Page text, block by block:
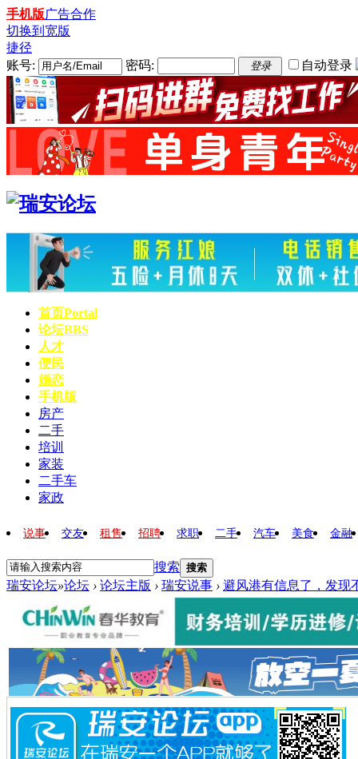
手机版广告合作
切换到宽版
捷径
账号:
密码: 登录 自动登录
首页Portal
论坛BBS
人才
便民
婚恋
手机版
房产
二手
培训
家装
二手车
家政
说事 交友 租售 招聘 求职 二手 汽车 美食 金融
搜索 搜索
瑞安论坛»论坛 › 论坛主版 › 瑞安说事 › 避风港有信息了，发现